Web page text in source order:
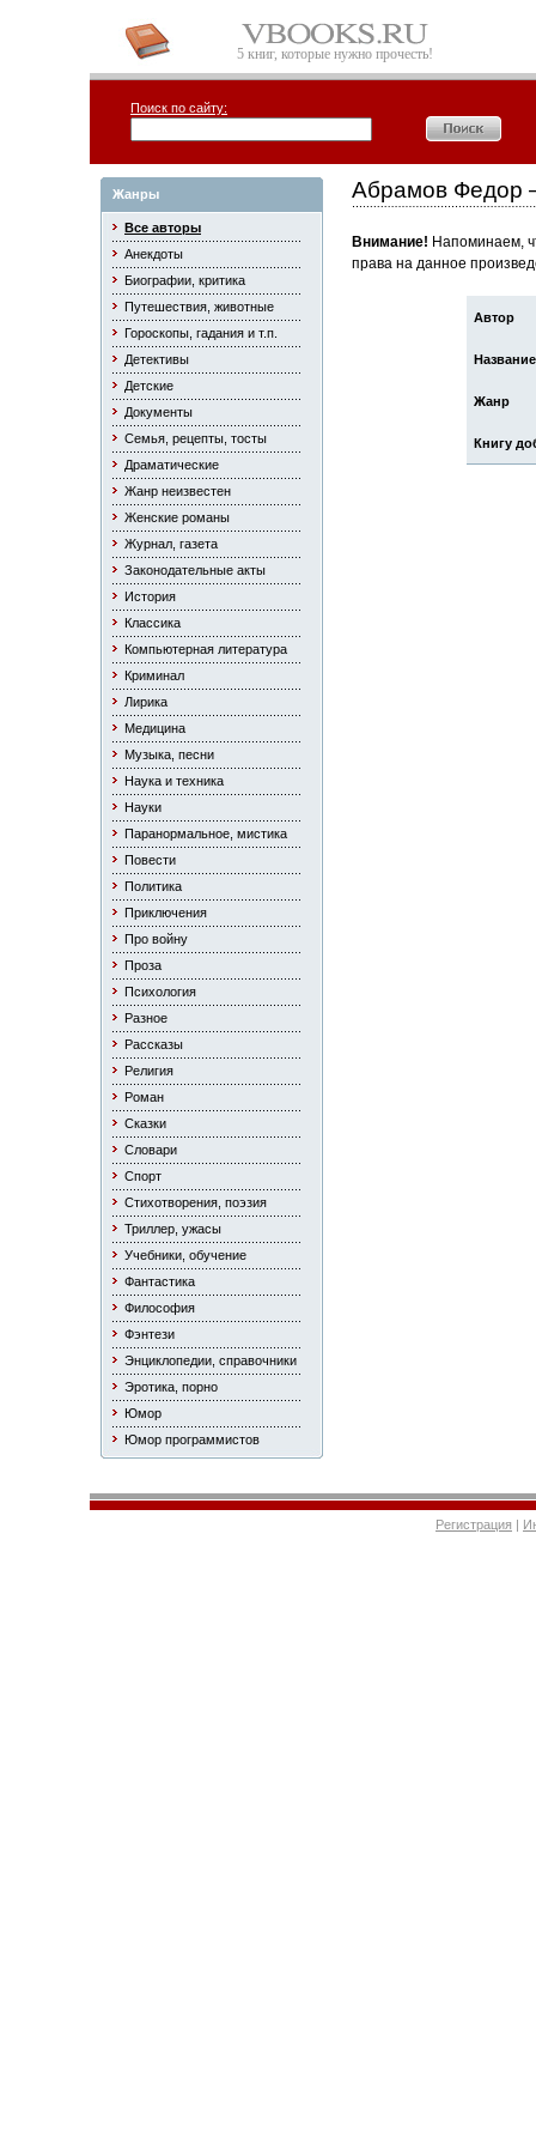
5 книг, которые нужно прочесть!
Поиск по сайту:
Жанры
Все авторы
Анекдоты
Биографии, критика
Путешествия, животные
Гороскопы, гадания и т.п.
Детективы
Детские
Документы
Семья, рецепты, тосты
Драматические
Жанр неизвестен
Женские романы
Журнал, газета
Законодательные акты
История
Классика
Компьютерная литература
Криминал
Лирика
Медицина
Музыка, песни
Наука и техника
Науки
Паранормальное, мистика
Повести
Политика
Приключения
Про войну
Проза
Психология
Разное
Рассказы
Религия
Роман
Сказки
Словари
Спорт
Стихотворения, поэзия
Триллер, ужасы
Учебники, обучение
Фантастика
Философия
Фэнтези
Энциклопедии, справочники
Эротика, порно
Юмор
Юмор программистов
Абрамов Федор
Внимание! Напоминаем,
права на данное
Автор
Название
Жанр
Книгу
Регистрация |